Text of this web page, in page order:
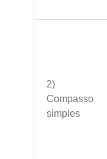
2)
Compasso
simples